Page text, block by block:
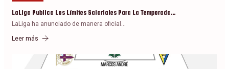
LaLiga Publica Los Límites Salariales Para La Temporada…
LaLiga ha anunciado de manera oficial…
Leer más